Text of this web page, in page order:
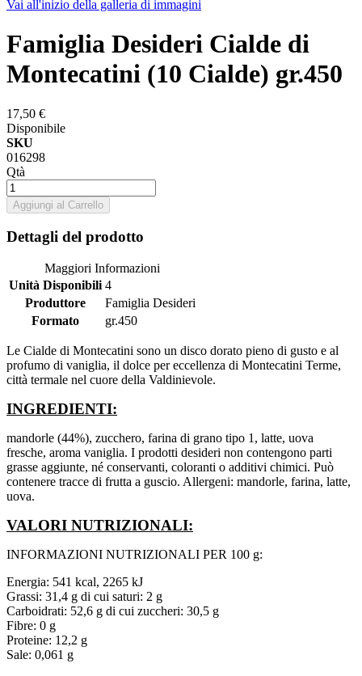
Vai all'inizio della galleria di immagini
Famiglia Desideri Cialde di
Montecatini (10 Cialde) gr.450
17,50 €
Disponibile
SKU
016298
Qtà
Aggiungi al Carrello
Dettagli del prodotto
Maggiori Informazioni
Unità Disponibili 4
Produttore
Famiglia Desideri
Formato
gr.450
Le Cialde di Montecatini sono un disco dorato pieno di gusto e al
profumo di vaniglia, il dolce per eccellenza di Montecatini Terme,
città termale nel cuore della Valdinievole.
INGREDIENTI:
mandorle (44%), zucchero, farina di grano tipo 1, latte, uova
fresche, aroma vaniglia. I prodotti desideri non contengono parti
grasse aggiunte, né conservanti, coloranti o additivi chimici. Può
contenere tracce di frutta a guscio. Allergeni: mandorle, farina, latte,
uova.
VALORI NUTRIZIONALI:
INFORMAZIONI NUTRIZIONALI PER 100 g:
Energia: 541 kcal, 2265 kJ
Grassi: 31,4 g di cui saturi: 2 g
Carboidrati: 52,6 g di cui zuccheri: 30,5 g
Fibre: 0 g
Proteine: 12,2 g
Sale: 0,061 g